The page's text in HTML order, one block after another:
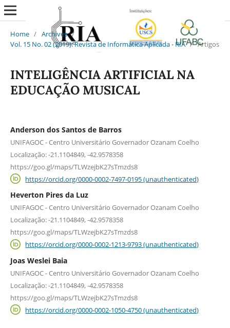
Home / Archives /
Vol. 15 No. 02 (2019): Revista de Informática Aplicada - RIA / Artigos
INTELIGÊNCIA ARTIFICIAL NA
EDUCAÇÃO MUSICAL
Anderson dos Santos de Barros
UNIFAGOC - Centro Universitário Governador Ozanam Coelho
Localização: -21.1104849, -42.9578358
https://goo.gl/maps/TLWzejbK27sTmzds8
https://orcid.org/0000-0002-7497-0195 (unauthenticated)
Heverton Pires da Luz
UNIFAGOC - Centro Universitário Governador Ozanam Coelho
Localização: -21.1104849, -42.9578358
https://goo.gl/maps/TLWzejbK27sTmzds8
https://orcid.org/0000-0002-1213-9793 (unauthenticated)
Joas Weslei Baia
UNIFAGOC - Centro Universitário Governador Ozanam Coelho
Localização: -21.1104849, -42.9578358
https://goo.gl/maps/TLWzejbK27sTmzds8
https://orcid.org/0000-0002-1050-4750 (unauthenticated)